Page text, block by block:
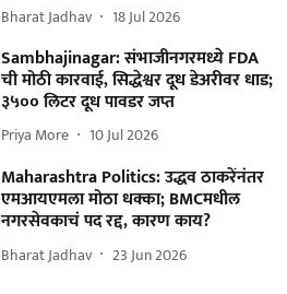
Bharat Jadhav 18 Jul 2026
Sambhajinagar: संभाजीनगरमध्ये FDA
ची मोठी कारवाई, सिद्धेश्वर दूध डेअरीवर धाड;
३५०० लिटर दूध पावडर जप्त
Priya More 10 Jul 2026
Maharashtra Politics: उद्धव ठाकरेंनंतर
एमआयएमला मोठा धक्का; BMCमधील
नगरसेवकाचं पद रद्द, कारण काय?
Bharat Jadhav 23 Jun 2026